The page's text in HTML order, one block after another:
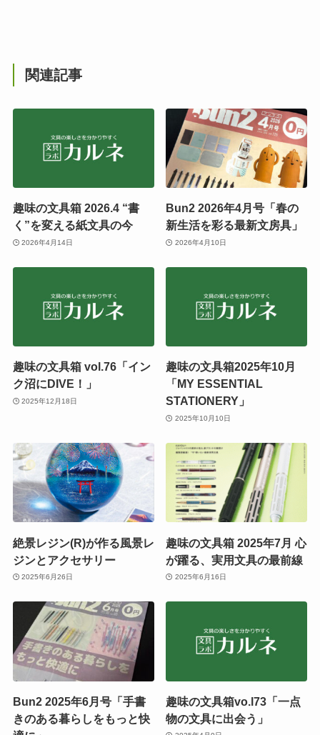
関連記事
趣味の文具箱 2026.4 “書
く”を変える紙文具の今
2026年4月14日
Bun2 2026年4月号「春の
新生活を彩る最新文房具」
2026年4月10日
趣味の文具箱 vol.76「イン
ク沼にDIVE！」
2025年12月18日
趣味の文具箱2025年10月
「MY ESSENTIAL
STATIONERY」
2025年10月10日
絶景レジン(R)が作る風景レ
ジンとアクセサリー
2025年6月26日
趣味の文具箱 2025年7月 心
が躍る、実用文具の最前線
2025年6月16日
Bun2 2025年6月号「手書
きのある暮らしをもっと快
趣味の文具箱vo.l73「一点
物の文具に出会う」